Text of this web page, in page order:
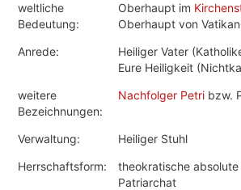
weltliche
Bedeutung:
Oberhaupt im
Oberhaupt von
Anrede:
Heiliger Vater
Eure Heiligkeit
weitere
Bezeichnungen:
Nachfolger Petri bzw.
Verwaltung:
Heiliger Stuhl
Herrschaftsform:
theokratische absolute
Patriarchat